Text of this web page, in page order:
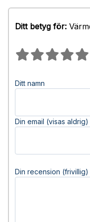
Ditt betyg för:
Ditt namn
Din email (visas aldrig)
Din recension (frivillig)